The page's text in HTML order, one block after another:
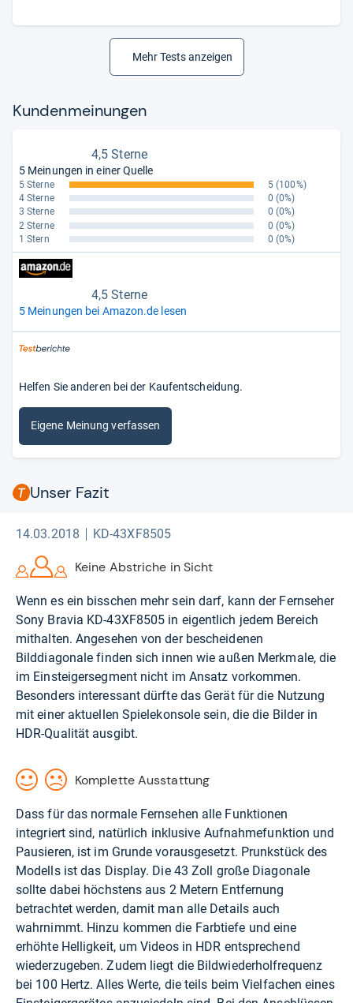
Mehr Tests anzeigen
Kun­den­mei­nun­gen
4,5 Sterne
5 Meinungen in einer Quelle
5 Sterne 5 (100%)
4 Sterne
0 (0%)
3 Sterne
0 (0%)
2 Sterne
0 (0%)
1 Stern
0 (0%)
4,5 Sterne
5 Meinungen bei Amazon.de lesen
Helfen Sie anderen bei der Kaufentscheidung.
Eigene Meinung verfassen
Unser Fazit
14.03.2018 KD-43XF8505
Keine Abstriche in Sicht
Wenn es ein bisschen mehr sein darf, kann der Fernseher
Sony Bravia KD-43XF8505 in eigentlich jedem Bereich
mithalten. Angesehen von der bescheidenen
Bilddiagonale finden sich innen wie außen Merkmale, die
im Einsteigersegment nicht im Ansatz vorkommen.
Besonders interessant dürfte das Gerät für die Nutzung
mit einer aktuellen Spielekonsole sein, die die Bilder in
HDR-Qualität ausgibt.
Komplette Ausstattung
Dass für das normale Fernsehen alle Funktionen
integriert sind, natürlich inklusive Aufnahmefunktion und
Pausieren, ist im Grunde vorausgesetzt. Prunkstück des
Modells ist das Display. Die 43 Zoll große Diagonale
sollte dabei höchstens aus 2 Metern Entfernung
betrachtet werden, damit man alle Details auch
wahrnimmt. Hinzu kommen die Farbtiefe und eine
erhöhte Helligkeit, um Videos in HDR entsprechend
wiederzugeben. Zudem liegt die Bildwiederholfrequenz
bei 100 Hertz. Alles Werte, die teils beim Vielfachen eines